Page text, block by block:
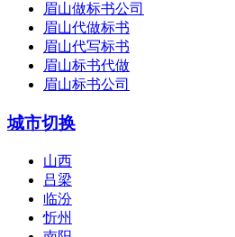
眉山做标书公司
眉山代做标书
眉山代写标书
眉山标书代做
眉山标书公司
城市切换
山西
吕梁
临汾
忻州